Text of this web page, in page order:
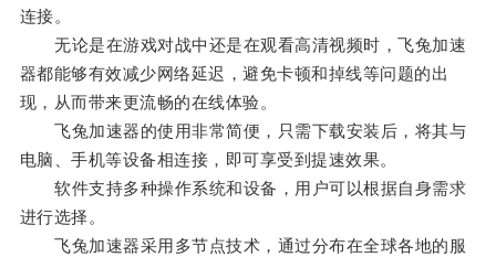
连接。
无论是在游戏对战中还是在观看高清视频时，飞兔加速
器都能够有效减少网络延迟，避免卡顿和掉线等问题的出
现，从而带来更流畅的在线体验。
飞兔加速器的使用非常简便，只需下载安装后，将其与
电脑、手机等设备相连接，即可享受到提速效果。
软件支持多种操作系统和设备，用户可以根据自身需求
进行选择。
飞兔加速器采用多节点技术，通过分布在全球各地的服